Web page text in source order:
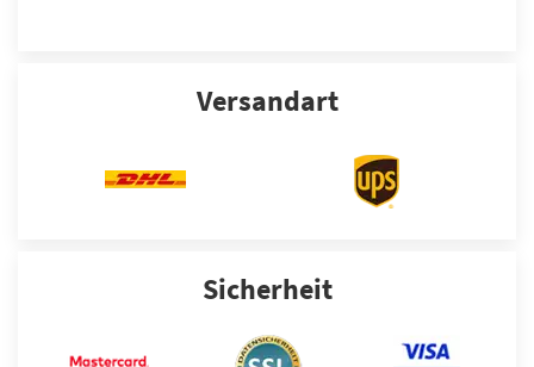
Versandart
Sicherheit